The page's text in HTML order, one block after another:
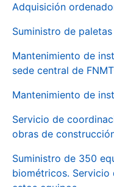
Adquisición
Suministro de
Mantenimiento de
sede central de
Mantenimiento de
Servicio de
obras de
Suministro de 350
biométricos.